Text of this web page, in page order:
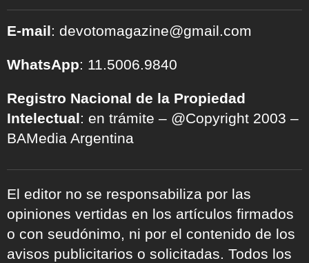
E-mail: devotomagazine@gmail.com
WhatsApp: 11.5006.9840
Registro Nacional de la Propiedad
Intelectual: en trámite – @Copyright 2003 –
BAMedia Argentina
El editor no se responsabiliza por las
opiniones vertidas en los artículos firmados
o con seudónimo, ni por el contenido de los
avisos publicitarios o solicitadas. Todos los